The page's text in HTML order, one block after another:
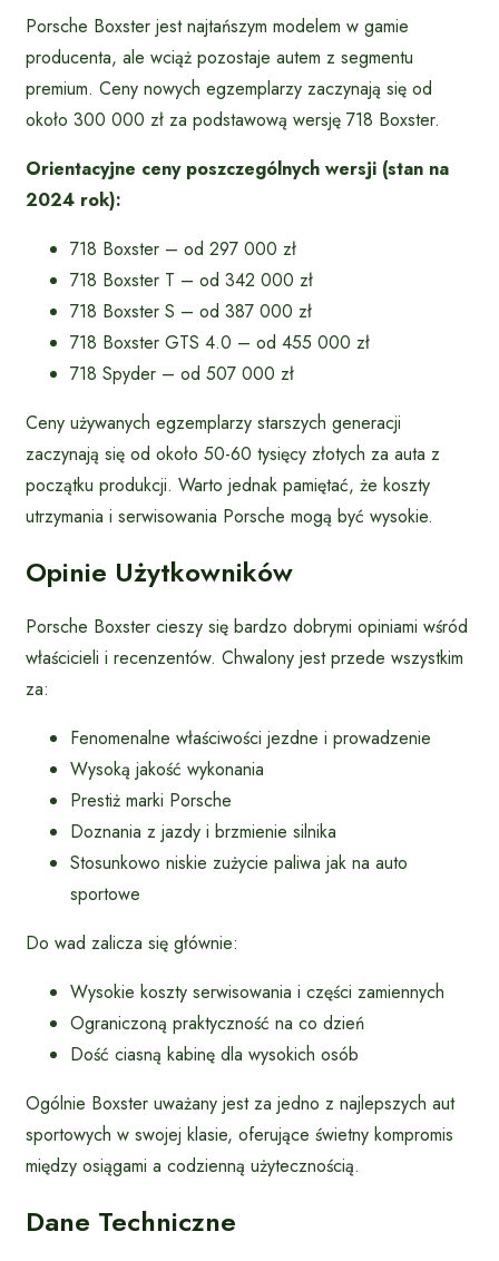
Porsche Boxster jest najtańszym modelem w gamie
producenta, ale wciąż pozostaje autem z segmentu
premium. Ceny nowych egzemplarzy zaczynają się od
około 300 000 zł za podstawową wersję 718 Boxster.
Orientacyjne ceny poszczególnych wersji (stan na
2024 rok):
718 Boxster – od 297 000 zł
718 Boxster T – od 342 000 zł
718 Boxster S – od 387 000 zł
718 Boxster GTS 4.0 – od 455 000 zł
718 Spyder – od 507 000 zł
Ceny używanych egzemplarzy starszych generacji
zaczynają się od około 50-60 tysięcy złotych za auta z
początku produkcji. Warto jednak pamiętać, że koszty
utrzymania i serwisowania Porsche mogą być wysokie.
Opinie Użytkowników
Porsche Boxster cieszy się bardzo dobrymi opiniami wśród
właścicieli i recenzentów. Chwalony jest przede wszystkim
za:
Fenomenalne właściwości jezdne i prowadzenie
Wysoką jakość wykonania
Prestiż marki Porsche
Doznania z jazdy i brzmienie silnika
Stosunkowo niskie zużycie paliwa jak na auto
sportowe
Do wad zalicza się głównie:
Wysokie koszty serwisowania i części zamiennych
Ograniczoną praktyczność na co dzień
Dość ciasną kabinę dla wysokich osób
Ogólnie Boxster uważany jest za jedno z najlepszych aut
sportowych w swojej klasie, oferujące świetny kompromis
między osiągami a codzienną użytecznością.
Dane Techniczne